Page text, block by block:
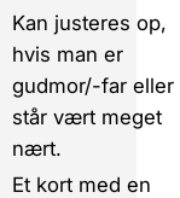
Kan justeres op,
hvis man er
gudmor/-far eller
står vært meget
nært.
Et kort med en